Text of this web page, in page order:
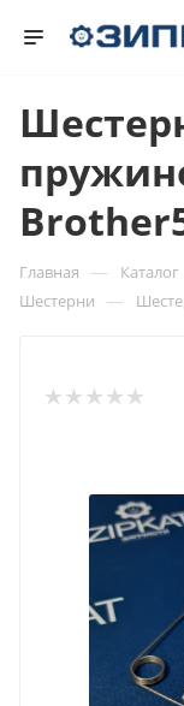
Главная — Каталог
Шестерни —